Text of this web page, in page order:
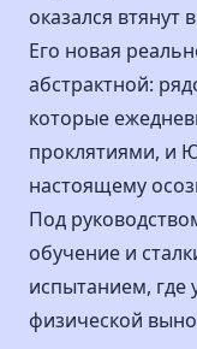
оказался втянут
Его новая
абстрактной:
которые
проклятиями, и
настоящему
Под
обучение и
испытанием, где
физической